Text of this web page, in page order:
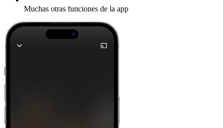
Muchas otras funciones de la app